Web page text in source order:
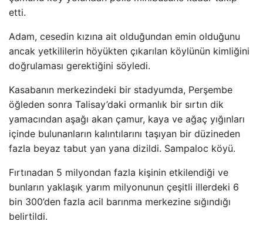
etti.
Adam, cesedin kızına ait olduğundan emin olduğunu
ancak yetkililerin höyükten çıkarılan köylünün kimliğini
doğrulaması gerektiğini söyledi.
Kasabanın merkezindeki bir stadyumda, Perşembe
öğleden sonra Talisay’daki ormanlık bir sırtın dik
yamacından aşağı akan çamur, kaya ve ağaç yığınları
içinde bulunanların kalıntılarını taşıyan bir düzineden
fazla beyaz tabut yan yana dizildi. Sampaloc köyü.
Fırtınadan 5 milyondan fazla kişinin etkilendiği ve
bunların yaklaşık yarım milyonunun çeşitli illerdeki 6
bin 300’den fazla acil barınma merkezine sığındığı
belirtildi.